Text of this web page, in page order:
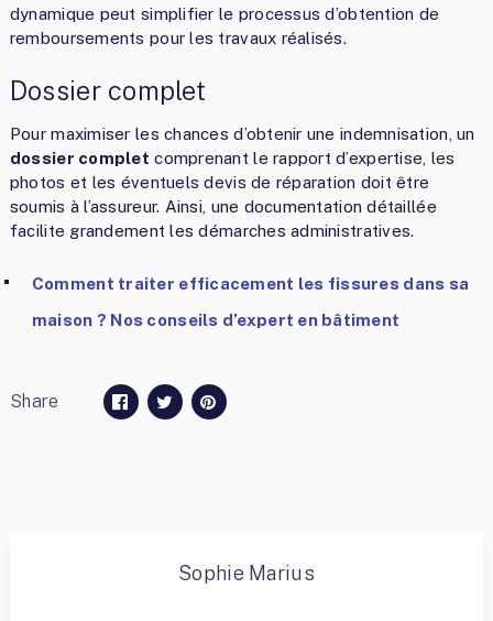
dynamique peut simplifier le processus d’obtention de
remboursements pour les travaux réalisés.
Dossier complet
Pour maximiser les chances d’obtenir une indemnisation, un
dossier complet comprenant le rapport d’expertise, les
photos et les éventuels devis de réparation doit être
soumis à l’assureur. Ainsi, une documentation détaillée
facilite grandement les démarches administratives.
Comment traiter efficacement les fissures dans sa
maison ? Nos conseils d’expert en bâtiment
Share
Sophie Marius